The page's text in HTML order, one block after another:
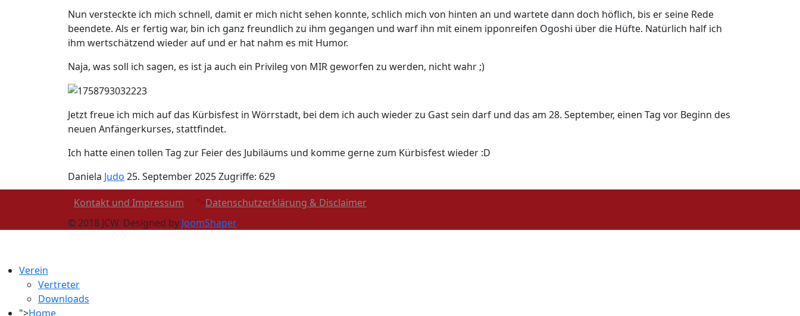
Nun versteckte ich mich schnell, damit er mich nicht sehen konnte, schlich mich von hinten an und wartete dann doch höflich, bis er seine Rede
beendete. Als er fertig war, bin ich ganz freundlich zu ihm gegangen und warf ihn mit einem ipponreifen Ogoshi über die Hüfte. Natürlich half ich
ihm wertschätzend wieder auf und er hat nahm es mit Humor.
Naja, was soll ich sagen, es ist ja auch ein Privileg von MIR geworfen zu werden, nicht wahr ;)
Jetzt freue ich mich auf das Kürbisfest in Wörrstadt, bei dem ich auch wieder zu Gast sein darf und das am 28. September, einen Tag vor Beginn des
neuen Anfängerkurses, stattfindet.
Ich hatte einen tollen Tag zur Feier des Jubiläums und komme gerne zum Kürbisfest wieder :D
Daniela Judo 25. September 2025Zugriffe: 629
Kontakt und Impressum
">Datenschutzerklärung & Disclaimer
© 2018 JCW. Designed by JoomShaper
Verein
Vertreter
Downloads
">Home